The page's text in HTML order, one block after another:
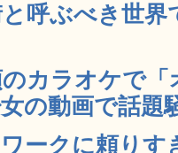
呼ぶべき世
カラオケで
の動画で話題
ークに頼り